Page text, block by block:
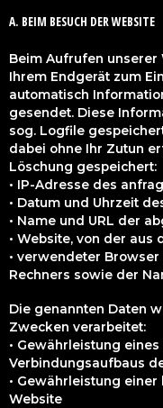
A. BEIM BESUCH DER WEBSITE
Beim Aufrufen
Ihrem Endgerät zum
automatisch
gesendet. Diese
sog. Logfile
dabei ohne Ihr Zutun
Löschung gespeichert:
• IP-Adresse des
• Datum und Uhrzeit
• Name und URL der
• Website, von der
• verwendeter
Rechners sowie der
Die genannten Daten
Zwecken verarbeitet:
• Gewährleistung
Verbindungsaufbaus
• Gewährleistung
Website